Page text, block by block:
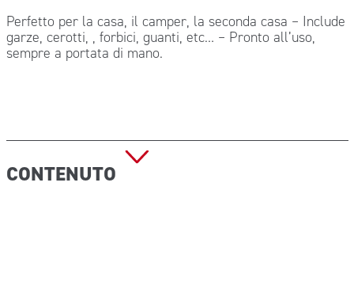
Perfetto per la casa, il camper, la seconda casa – Include
garze, cerotti, , forbici, guanti, etc… – Pronto all’uso,
sempre a portata di mano.
CONTENUTO